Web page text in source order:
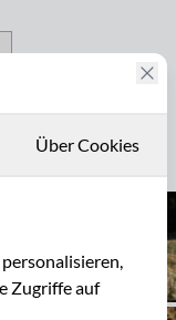
Über Cookies
Zugriffe auf